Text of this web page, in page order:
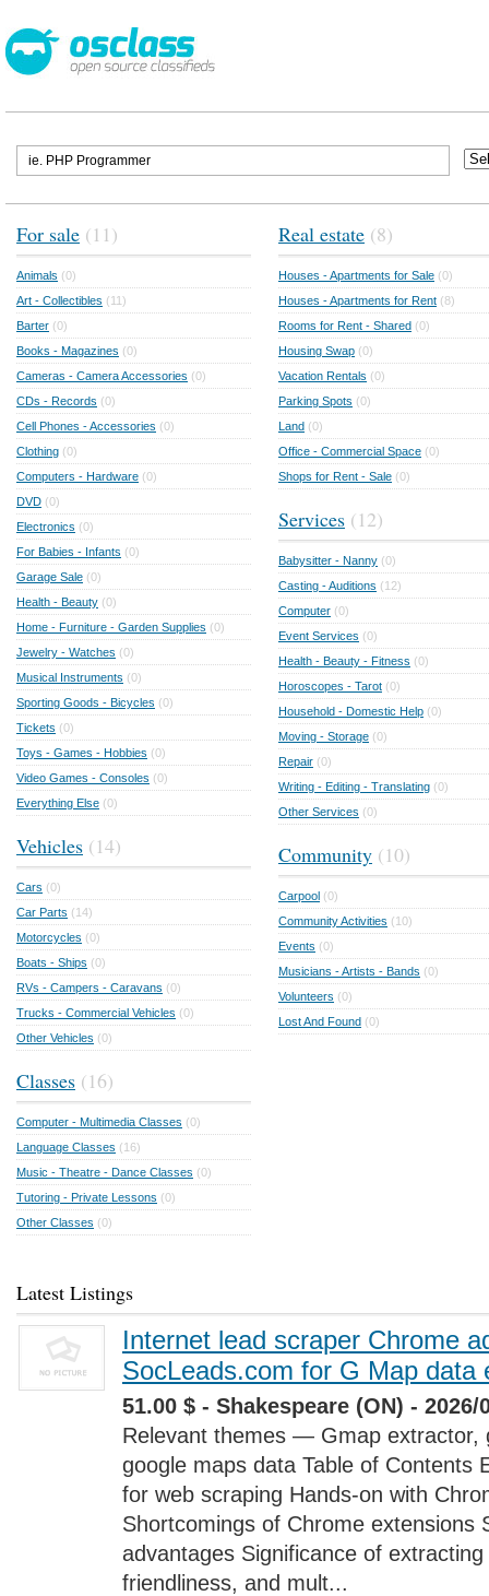
For sale (11)
Animals (0)
Art - Collectibles (11)
Barter (0)
Books - Magazines (0)
Cameras - Camera Accessories (0)
CDs - Records (0)
Cell Phones - Accessories (0)
Clothing (0)
Computers - Hardware (0)
DVD (0)
Electronics (0)
For Babies - Infants (0)
Garage Sale (0)
Health - Beauty (0)
Home - Furniture - Garden Supplies (0)
Jewelry - Watches (0)
Musical Instruments (0)
Sporting Goods - Bicycles (0)
Tickets (0)
Toys - Games - Hobbies (0)
Video Games - Consoles (0)
Everything Else (0)
Vehicles (14)
Cars (0)
Car Parts (14)
Motorcycles (0)
Boats - Ships (0)
RVs - Campers - Caravans (0)
Trucks - Commercial Vehicles (0)
Other Vehicles (0)
Classes (16)
Computer - Multimedia Classes (0)
Language Classes (16)
Music - Theatre - Dance Classes (0)
Tutoring - Private Lessons (0)
Other Classes (0)
Real estate (8)
Houses - Apartments for Sale (0)
Houses - Apartments for Rent (8)
Rooms for Rent - Shared (0)
Housing Swap (0)
Vacation Rentals (0)
Parking Spots (0)
Land (0)
Office - Commercial Space (0)
Shops for Rent - Sale (0)
Services (12)
Babysitter - Nanny (0)
Casting - Auditions (12)
Computer (0)
Event Services (0)
Health - Beauty - Fitness (0)
Horoscopes - Tarot (0)
Household - Domestic Help (0)
Moving - Storage (0)
Repair (0)
Writing - Editing - Translating (0)
Other Services (0)
Community (10)
Carpool (0)
Community Activities (10)
Events (0)
Musicians - Artists - Bands (0)
Volunteers (0)
Lost And Found (0)
Latest Listings
Internet lead scraper Chrome
SocLeads.com for G Map data
51.00 $ - Shakespeare (ON) - 2026/
Relevant themes — Gmap extractor,
google maps data Table of Contents
for web scraping Hands-on with
Shortcomings of Chrome extensions
advantages Significance of
friendliness, and mult...